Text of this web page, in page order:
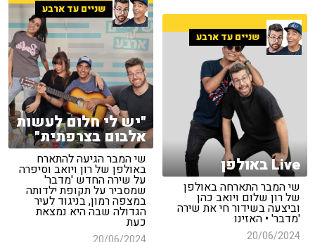
שניים עד ארבע
"יש לי חלום לעשות
אלבום בצרפתית"
שי המבר הגיעה להתארח
באולפן של רון ויואב וסיפרה
על שירה החדש 'מדבר'
שמסביר על תקופת ילדותה
במצפה רמון, בניגוד לעיר
הגדולה שבה היא נמצאת
כעת
שניים עד ארבע
Live באולפן
שי המבר התארחה באולפן
של רון שלום ויואב כהן
וביצעה בשידור חי את שירה
'מדבר' • האזינו
20/06/2024